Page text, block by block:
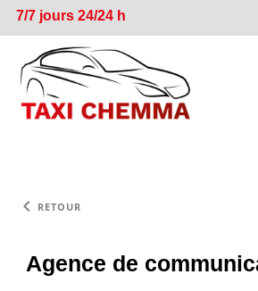
7/7 jours 24/24 h
keyboard_arrow_left RETOUR
Agence de